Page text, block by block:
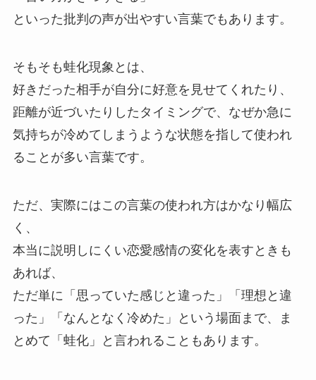
といった批判の声が出やすい言葉でもあります。
そもそも蛙化現象とは、
好きだった相手が自分に好意を見せてくれたり、
距離が近づいたりしたタイミングで、なぜか急に
気持ちが冷めてしまうような状態を指して使われ
ることが多い言葉です。
ただ、実際にはこの言葉の使われ方はかなり幅広
く、
本当に説明しにくい恋愛感情の変化を表すときも
あれば、
ただ単に「思っていた感じと違った」「理想と違
った」「なんとなく冷めた」という場面まで、ま
とめて「蛙化」と言われることもあります。